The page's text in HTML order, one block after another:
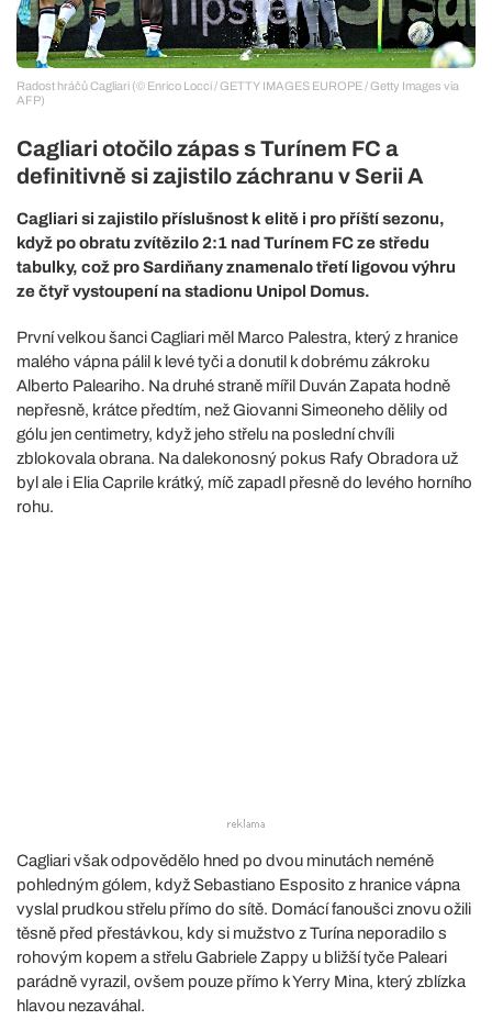
Radost hráčů Cagliari (© Enrico Locci / GETTY IMAGES EUROPE / Getty Images via
AFP)
Cagliari otočilo zápas s Turínem FC a
definitivně si zajistilo záchranu v Serii A
Cagliari si zajistilo příslušnost k elitě i pro příští sezonu,
když po obratu zvítězilo 2:1 nad Turínem FC ze středu
tabulky, což pro Sardiňany znamenalo třetí ligovou výhru
ze čtyř vystoupení na stadionu Unipol Domus.
První velkou šanci Cagliari měl Marco Palestra, který z hranice
malého vápna pálil k levé tyči a donutil k dobrému zákroku
Alberto Paleariho. Na druhé straně mířil Duván Zapata hodně
nepřesně, krátce předtím, než Giovanni Simeoneho dělily od
gólu jen centimetry, když jeho střelu na poslední chvíli
zblokovala obrana. Na dalekonosný pokus Rafy Obradora už
byl ale i Elia Caprile krátký, míč zapadl přesně do levého horního
rohu.
Cagliari však odpovědělo hned po dvou minutách neméně
pohledným gólem, když Sebastiano Esposito z hranice vápna
vyslal prudkou střelu přímo do sítě. Domácí fanoušci znovu ožili
těsně před přestávkou, kdy si mužstvo z Turína neporadilo s
rohovým kopem a střelu Gabriele Zappy u bližší tyče Paleari
parádně vyrazil, ovšem pouze přímo k Yerry Mina, který zblízka
hlavou nezaváhal.